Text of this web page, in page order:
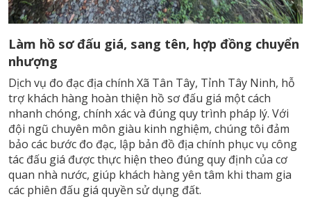
Làm hồ sơ đấu giá, sang tên, hợp đồng chuyển
nhượng
Dịch vụ đo đạc địa chính Xã Tân Tây, Tỉnh Tây Ninh, hỗ
trợ khách hàng hoàn thiện hồ sơ đấu giá một cách
nhanh chóng, chính xác và đúng quy trình pháp lý. Với
đội ngũ chuyên môn giàu kinh nghiệm, chúng tôi đảm
bảo các bước đo đạc, lập bản đồ địa chính phục vụ công
tác đấu giá được thực hiện theo đúng quy định của cơ
quan nhà nước, giúp khách hàng yên tâm khi tham gia
các phiên đấu giá quyền sử dụng đất.